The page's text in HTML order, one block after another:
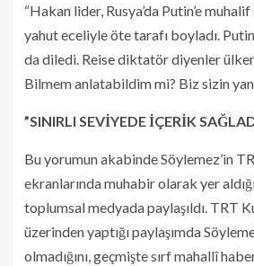
“Hakan lider, Rusya’da Putin’e
yahut eceliyle öte tarafı boyladı. Putin
da diledi. Reise diktatör diyenler
Bilmem anlatabildim mi? Biz sizin
”SINIRLI SEVİYEDE İÇERİK
Bu yorumun akabinde Söylemez’in
ekranlarında muhabir olarak yer
toplumsal medyada paylaşıldı. TRT
üzerinden yaptığı paylaşımda
olmadığını, geçmişte sırf mahallî